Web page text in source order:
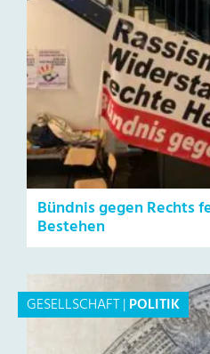
Bündnis gegen Rechts
Bestehen
GESELLSCHAFT|POLITIK